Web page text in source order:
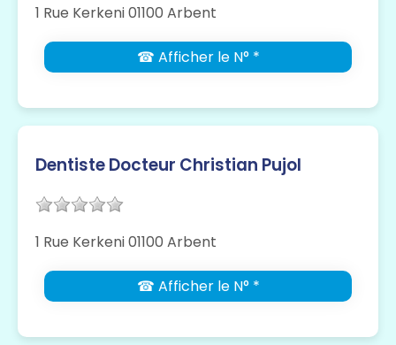
1 Rue Kerkeni 01100 Arbent
☎ Afficher le N° *
Dentiste Docteur Christian Pujol
1 Rue Kerkeni 01100 Arbent
☎ Afficher le N° *